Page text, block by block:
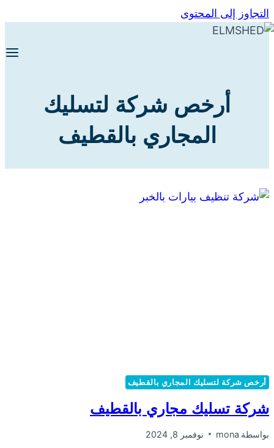
التجاوز إلى المحتوى
أرخص شركة لتسليك
المجاري بالقطيف
أرخص شركة لتسليك المجاري بالقطيف
شركة تسليك مجاري بالقطيف
بواسطة mona نوفمبر 8, 2024